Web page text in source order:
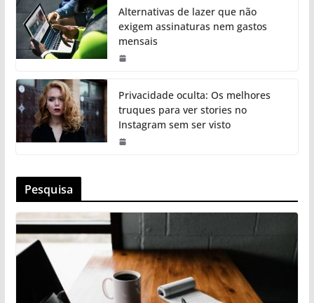
Alternativas de lazer que não
exigem assinaturas nem gastos
mensais
Privacidade oculta: Os melhores
truques para ver stories no
Instagram sem ser visto
Pesquisa